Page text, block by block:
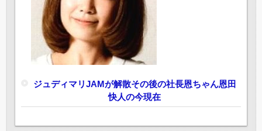
ジュディマリJAMが解散その後の社長恩ちゃん恩田
快人の今現在